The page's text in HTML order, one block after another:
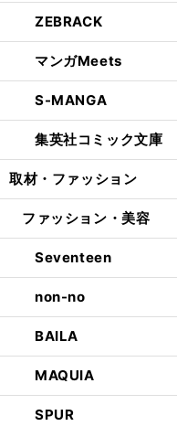
ZEBRACK
マンガMeets
S-MANGA
集英社コミック文庫
取材・ファッション
ファッション・美容
Seventeen
non-no
BAILA
MAQUIA
SPUR